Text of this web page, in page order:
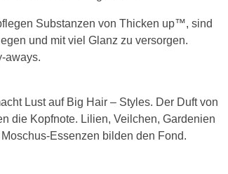
Substanzen von Thicken up™, sind
und mit viel Glanz zu versorgen.
aways.
Lust auf Big Hair – Styles. Der Duft von
die Kopfnote. Lilien, Veilchen, Gardenien
Essenzen bilden den Fond.